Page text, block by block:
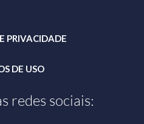
PRIVACIDADE
DE USO
redes sociais: